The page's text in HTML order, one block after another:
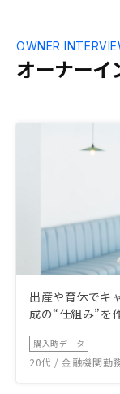
とも宜しくお願
オーナーイ
OWNER
出産や育休でキ
成の“仕組み”を
購入時データ
20代 / 金融機関勤